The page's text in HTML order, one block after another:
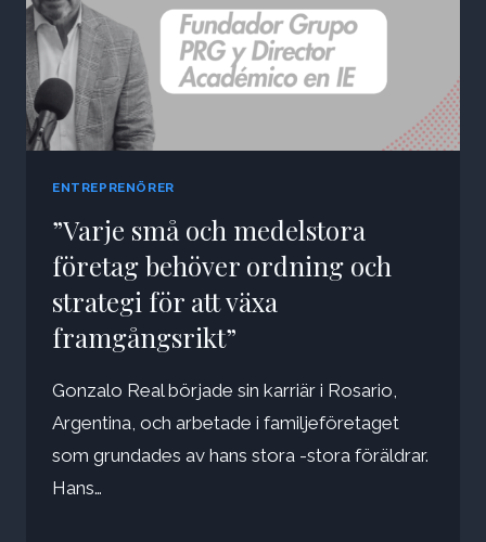
ENTREPRENÖRER
”Varje små och medelstora
företag behöver ordning och
strategi för att växa
framgångsrikt”
Gonzalo Real började sin karriär i Rosario,
Argentina, och arbetade i familjeföretaget
som grundades av hans stora -stora föräldrar.
Hans…